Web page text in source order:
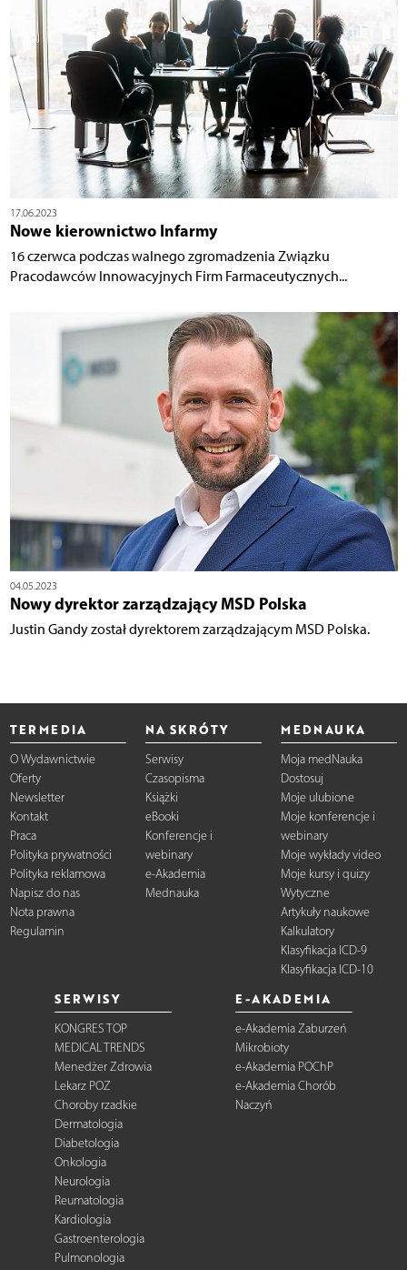
17.06.2023
Nowe kierownictwo Infarmy
16 czerwca podczas walnego zgromadzenia Związku
Pracodawców Innowacyjnych Firm Farmaceutycznych...
04.05.2023
Nowy dyrektor zarządzający MSD Polska
Justin Gandy został dyrektorem zarządzającym MSD Polska.
TERMEDIA
O Wydawnictwie
Oferty
Newsletter
Kontakt
Praca
Polityka prywatności
Polityka reklamowa
Napisz do nas
Nota prawna
Regulamin
NA SKRÓTY
Serwisy
Czasopisma
Książki
eBooki
Konferencje i
webinary
e-Akademia
Mednauka
MEDNAUKA
Moja medNauka
Dostosuj
Moje ulubione
Moje konferencje i
webinary
Moje wykłady video
Moje kursy i quizy
Wytyczne
Artykuły naukowe
Kalkulatory
Klasyfikacja ICD-9
Klasyfikacja ICD-10
SERWISY
KONGRES TOP
MEDICAL TRENDS
Menedżer Zdrowia
Lekarz POZ
Choroby rzadkie
Dermatologia
Diabetologia
Onkologia
Neurologia
Reumatologia
Kardiologia
Gastroenterologia
Pulmonologia
E-AKADEMIA
e-Akademia Zaburzeń
Mikrobioty
e-Akademia POChP
e-Akademia Chorób
Naczyń